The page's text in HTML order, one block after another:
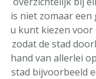
is niet zomaar een
u kunt kiezen voor
zodat de stad
hand van allerlei
stad bijvoorbeeld